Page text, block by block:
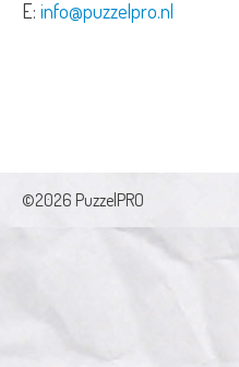
E: info@puzzelpro.nl
©2026 PuzzelPRO